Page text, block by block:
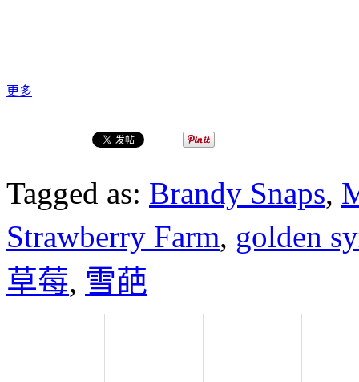
更多
Tagged as: Brandy Snaps,
Strawberry Farm, golden
草莓, 雪葩